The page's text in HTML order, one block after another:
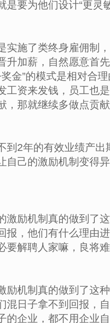
是要为他们设计“更灵
实施了类终身雇佣制
升加薪，自然愿意首
金”的模式是相对合
工资来发钱，员工也
，那就继续多做点贡
到2年的有效业绩产
自己的激励机制变得
激励机制真的做到了
报，他们有什么理由
要解聘人家嘛，良将
励机制真的做到了这
混日子拿不到回报，
的企业，都不用企业